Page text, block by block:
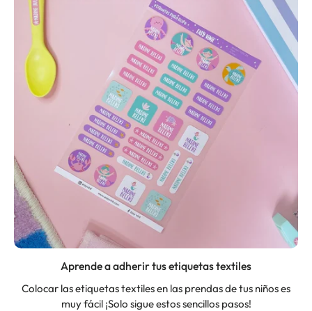
Aprende a adherir tus etiquetas textiles
Colocar las etiquetas textiles en las prendas de tus niños es
muy fácil ¡Solo sigue estos sencillos pasos!